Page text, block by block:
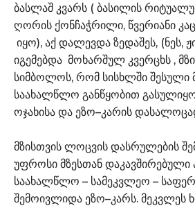
ბასლაშ კვარს ( ბასილის
ღორის ქონჩაჭრილი, წვერიანი
იყო), აქ დალევდა ზედაშეს, (ნეს,
იგემებდა მოხარშულ კვერცხს ,
სიმბოლოს, რომ სისხლში შესული
საახალწლო განწყობით
ოჯახისა და ეზო–კარის
მზისთვის ლოცვის დასრულების
უფროსი მზესთან დაკავშირებული
საახალწლო – სამეკვლეო –
შემოივლიდა ეზო–კარს. მეკვლეს